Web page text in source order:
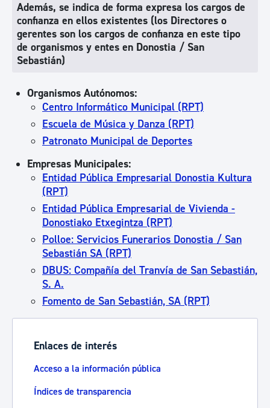
Además, se indica de forma expresa los cargos de
confianza en ellos existentes (los Directores o
gerentes son los cargos de confianza en este tipo
de organismos y entes en Donostia / San
Sebastián)
Organismos Autónomos:
Centro Informático Municipal (RPT)
Escuela de Música y Danza (RPT)
Patronato Municipal de Deportes
Empresas Municipales:
Entidad Pública Empresarial Donostia Kultura
(RPT)
Entidad Pública Empresarial de Vivienda -
Donostiako Etxegintza (RPT)
Polloe: Servicios Funerarios Donostia / San
Sebastián SA (RPT)
DBUS: Compañía del Tranvía de San Sebastián,
S. A.
Fomento de San Sebastián, SA (RPT)
Enlaces de interés
Acceso a la información pública
Índices de transparencia